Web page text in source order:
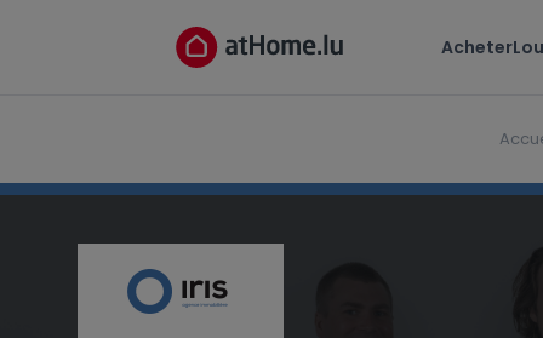
Acheter
Groupe IRIS Immobilier S.A.
Grand-rue L-3926 Mondercange Luxembourg